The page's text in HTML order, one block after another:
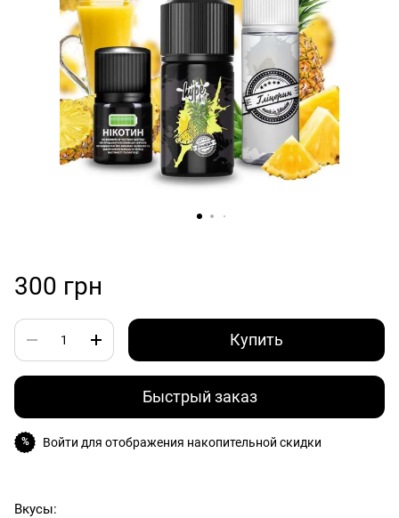
300 грн
Купить
Быстрый заказ
% Войти для отображения накопительной скидки
Вкусы: